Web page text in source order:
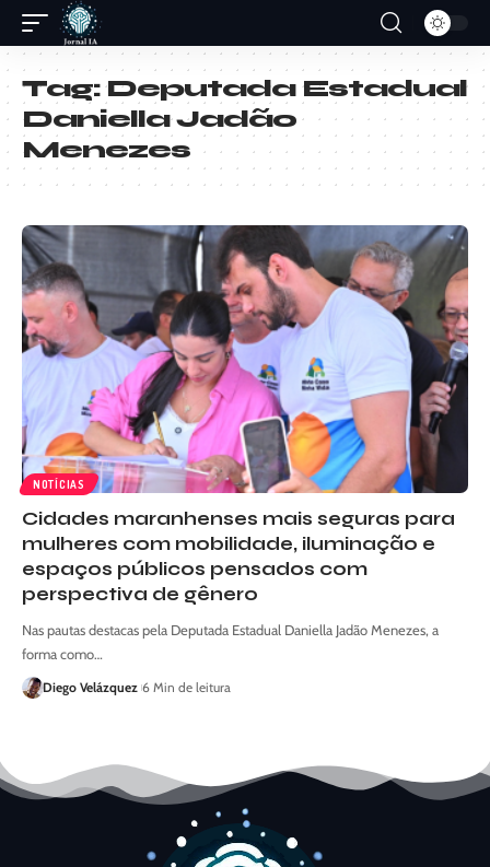
Tag:Deputada Estadual
Daniella Jadão
Menezes
NOTÍCIAS
Cidades maranhenses mais seguras para
mulheres com mobilidade, iluminação e
espaços públicos pensados com
perspectiva de gênero
Nas pautas destacas pela Deputada Estadual Daniella Jadão Menezes, a
forma como…
Diego Velázquez 6 Min de leitura